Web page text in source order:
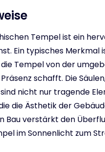
Tempel ist ein
Ein typisches Merkmal
die Tempel von der
schafft. Die
nicht nur tragende
die Ästhetik der
Bau verstärkt den
im Sonnenlicht zum